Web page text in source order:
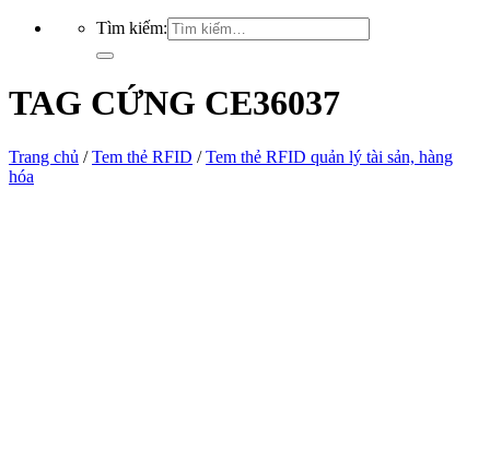
Tìm kiếm:
TAG CỨNG CE36037
Trang chủ / Tem thẻ RFID / Tem thẻ RFID quản lý tài sản, hàng
hóa